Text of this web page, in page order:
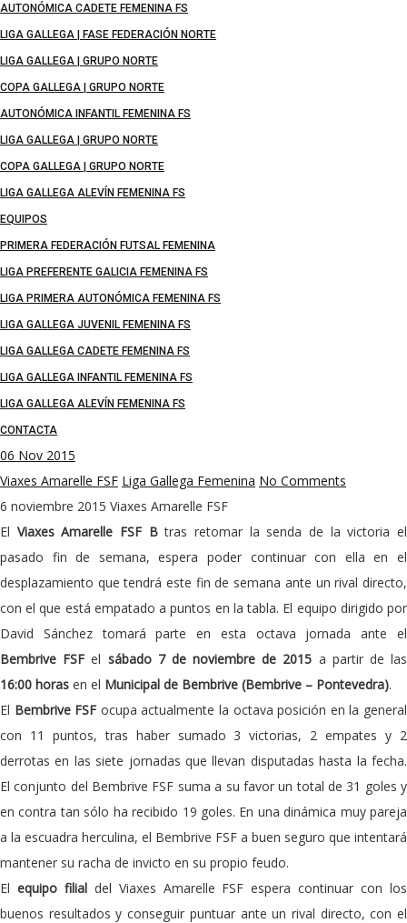
AUTONÓMICA CADETE FEMENINA FS
LIGA GALLEGA | FASE FEDERACIÓN NORTE
LIGA GALLEGA | GRUPO NORTE
COPA GALLEGA | GRUPO NORTE
AUTONÓMICA INFANTIL FEMENINA FS
LIGA GALLEGA | GRUPO NORTE
COPA GALLEGA | GRUPO NORTE
LIGA GALLEGA ALEVÍN FEMENINA FS
EQUIPOS
PRIMERA FEDERACIÓN FUTSAL FEMENINA
LIGA PREFERENTE GALICIA FEMENINA FS
LIGA PRIMERA AUTONÓMICA FEMENINA FS
LIGA GALLEGA JUVENIL FEMENINA FS
LIGA GALLEGA CADETE FEMENINA FS
LIGA GALLEGA INFANTIL FEMENINA FS
LIGA GALLEGA ALEVÍN FEMENINA FS
CONTACTA
06 Nov 2015
Viaxes Amarelle FSF Liga Gallega Femenina No Comments
6 noviembre 2015 Viaxes Amarelle FSF
El Viaxes Amarelle FSF Btras retomar la senda de la victoria el
pasado fin de semana, espera poder continuar con ella en el
desplazamiento que tendrá este fin de semana ante un rival directo,
con el que está empatado a puntos en la tabla. El equipo dirigido por
David Sánchez tomará parte en esta octava jornada ante el
Bembrive FSF el sábado 7 de noviembre de 2015 a partir de las
16:00 horas en el Municipal de Bembrive (Bembrive – Pontevedra).
El Bembrive FSF ocupa actualmente la octava posición en la general
con 11 puntos, tras haber sumado 3 victorias, 2 empates y 2
derrotas en las siete jornadas que llevan disputadas hasta la fecha.
El conjunto del Bembrive FSF suma a su favor un total de 31 goles y
en contra tan sólo ha recibido 19 goles. En una dinámica muy pareja
a la escuadra herculina, el Bembrive FSF a buen seguro que intentará
mantener su racha de invicto en su propio feudo.
El equipo filialdel Viaxes Amarelle FSF espera continuar con los
buenos resultados y conseguir puntuar ante un rival directo, con el